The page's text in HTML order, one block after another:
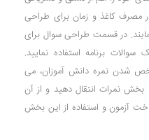
مصرف کاغذ و زمان برای طراحی
در قسمت طراحی سوال برای
برنامه استفاده نمایید.
شدن نمره دانش آموزان، می
بخش نمرات انتقال دهید و از آن
ساخت آزمون و استفاده از این بخش